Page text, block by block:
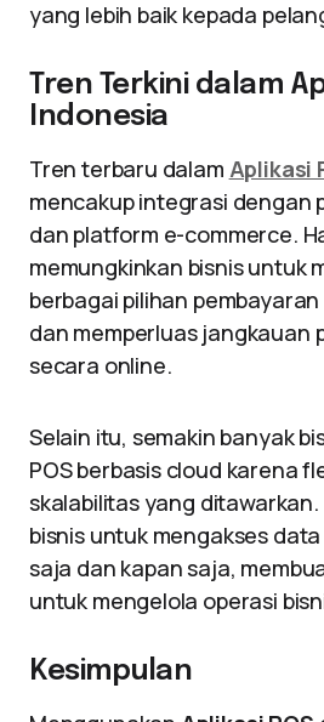
yang lebih baik kepada
Tren Terkini dalam
Indonesia
Tren terbaru dalam Aplikasi
mencakup integrasi dengan
dan platform e-commerce.
memungkinkan bisnis untuk
berbagai pilihan
dan memperluas jangkauan
secara online.
Selain itu, semakin banyak
POS berbasis cloud karena
skalabilitas yang
bisnis untuk mengakses
saja dan kapan saja,
untuk mengelola operasi
Kesimpulan